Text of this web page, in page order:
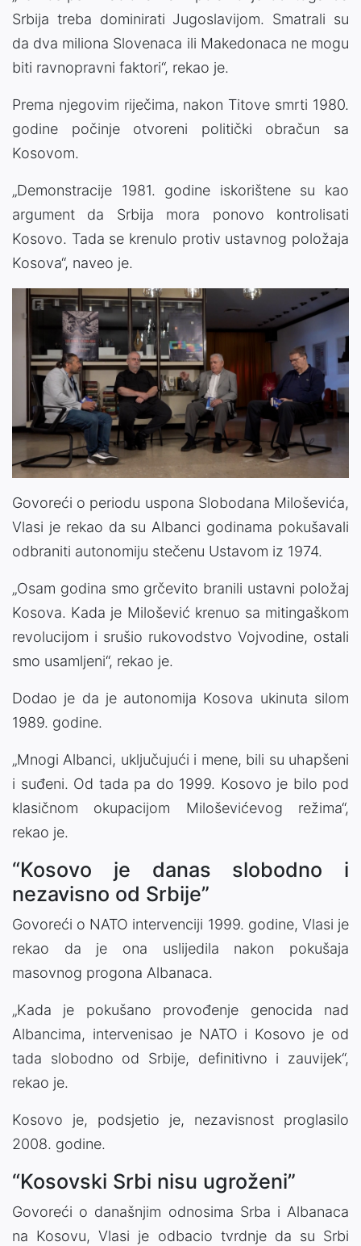
Srbija treba dominirati Jugoslavijom. Smatrali su
da dva miliona Slovenaca ili Makedonaca ne mogu
biti ravnopravni faktori“, rekao je.
Prema njegovim riječima, nakon Titove smrti 1980.
godine počinje otvoreni politički obračun sa
Kosovom.
„Demonstracije 1981. godine iskorištene su kao
argument da Srbija mora ponovo kontrolisati
Kosovo. Tada se krenulo protiv ustavnog položaja
Kosova“, naveo je.
Govoreći o periodu uspona Slobodana Miloševića,
Vlasi je rekao da su Albanci godinama pokušavali
odbraniti autonomiju stečenu Ustavom iz 1974.
„Osam godina smo grčevito branili ustavni položaj
Kosova. Kada je Milošević krenuo sa mitingaškom
revolucijom i srušio rukovodstvo Vojvodine, ostali
smo usamljeni“, rekao je.
Dodao je da je autonomija Kosova ukinuta silom
1989. godine.
„Mnogi Albanci, uključujući i mene, bili su uhapšeni
i suđeni. Od tada pa do 1999. Kosovo je bilo pod
klasičnom okupacijom Miloševićevog režima“,
rekao je.
“Kosovo je danas slobodno i
nezavisno od Srbije”
Govoreći o NATO intervenciji 1999. godine, Vlasi je
rekao da je ona uslijedila nakon pokušaja
masovnog progona Albanaca.
„Kada je pokušano provođenje genocida nad
Albancima, intervenisao je NATO i Kosovo je od
tada slobodno od Srbije, definitivno i zauvijek“,
rekao je.
Kosovo je, podsjetio je, nezavisnost proglasilo
2008. godine.
“Kosovski Srbi nisu ugroženi”
Govoreći o današnjim odnosima Srba i Albanaca
na Kosovu, Vlasi je odbacio tvrdnje da su Srbi